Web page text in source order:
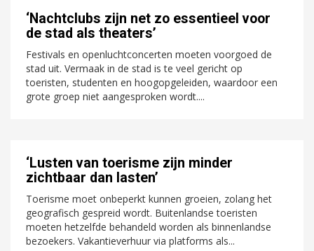
‘Nachtclubs zijn net zo essentieel voor
de stad als theaters’
Festivals en openluchtconcerten moeten voorgoed de
stad uit. Vermaak in de stad is te veel gericht op
toeristen, studenten en hoogopgeleiden, waardoor een
grote groep niet aangesproken wordt....
‘Lusten van toerisme zijn minder
zichtbaar dan lasten’
Toerisme moet onbeperkt kunnen groeien, zolang het
geografisch gespreid wordt. Buitenlandse toeristen
moeten hetzelfde behandeld worden als binnenlandse
bezoekers. Vakantieverhuur via platforms als...